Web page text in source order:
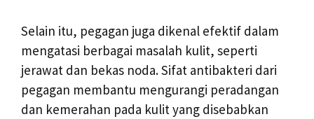
Selain itu, pegagan juga dikenal efektif dalam
mengatasi berbagai masalah kulit, seperti
jerawat dan bekas noda. Sifat antibakteri dari
pegagan membantu mengurangi peradangan
dan kemerahan pada kulit yang disebabkan